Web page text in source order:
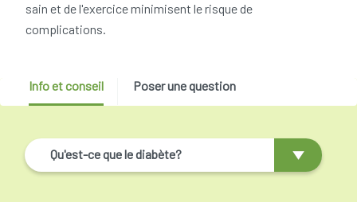
sain et de l'exercice minimisent le risque de
complications.
Info et conseil Poser une question
Qu'est-ce que le diabète?